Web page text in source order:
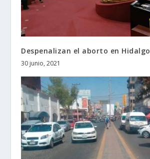
Despenalizan el aborto en Hidalgo
30 junio, 2021